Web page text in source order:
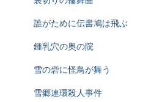
誰がために伝書鳩は飛ぶ
鍾乳穴の奥の院
雪の砦に怪鳥が舞う
雪郷連環殺人事件